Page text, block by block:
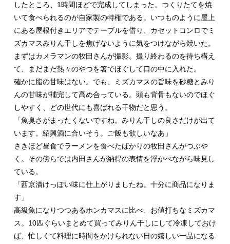
したところ、1時間ほどで完成してしまった。つくりたてを焼
いて食べられるのが自家製の特権である。いつものように屋上
にある屋根付きエリアでテーブルを借り、カセットコンロでミ
ズカマスみりん干しを焦げないように気をつけながら焼いた。
まずはカメラマンの牧田さんが撮影。撮り終わるのを待ち構え
て、まだまだ熱々のやつを箸でほぐして口の中に入れた。
確かに脂の甘味はない。でも、ミズカマスの旨味を砂糖とみり
んの甘味が補完して高め合っている。頭も背骨もないのでほぐ
しやすく、どの世代にも喜ばれる干物だと思う。
「魚臭さがまったくないですね。みりん干しの良さだけが出て
います。紹興酒に合いそう。ご飯も欲しいなあ」
さきほど昼食でラーメンを食べたばかりの牧田さんがつぶや
く。その傍らでは内田さんが納得の表情を浮かべながら味見し
ている。
「西京漬けっぽい味に仕上がりましたね。十分に商品になりま
す」
高級魚になりつつあるホンカマスに比べ、お値打ちなミズカマ
ス。10匹ぐらいまとめて買ってみりん干しにして冷凍しておけ
ば、忙しくて料理に時間をかけられない日の嬉しい一品になる